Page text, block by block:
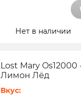
Нет в наличии
Lost Mary
Лимон Лёд
Вкус: